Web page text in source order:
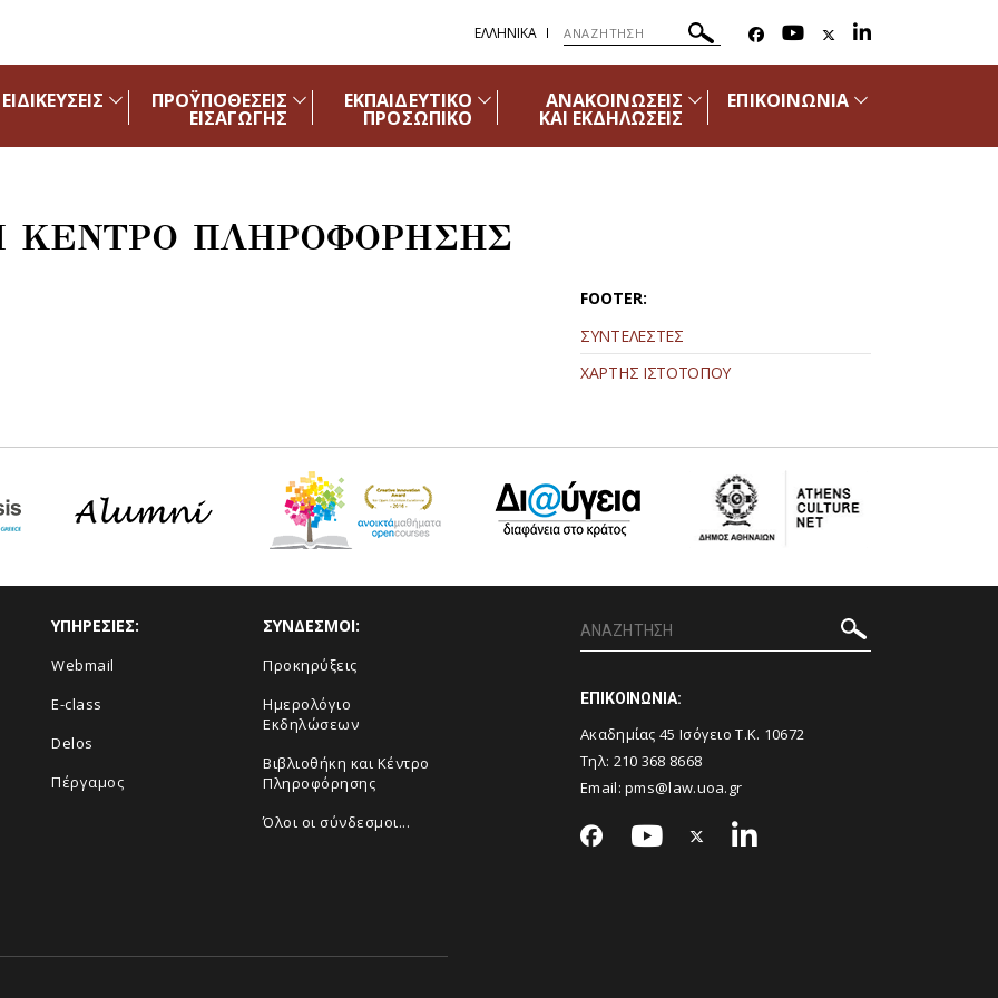
ΕΛΛΗΝΙΚΑ
ΕΙΔΙΚΕΥΣΕΙΣ ΠΡΟΫΠΟΘΕΣΕΙΣ
ΕΙΣΑΓΩΓΗΣ
ΕΚΠΑΙΔΕΥΤΙΚΟ
ΠΡΟΣΩΠΙΚΟ
ΑΝΑΚΟΙΝΩΣΕΙΣ
ΚΑΙ ΕΚΔΗΛΩΣΕΙΣ
ΕΠΙΚΟΙΝΩΝΙΑ
ΚΕΝΤΡΟ ΠΛΗΡΟΦΟΡΗΣΗΣ
FOOTER:
ΣΥΝΤΕΛΕΣΤΕΣ
ΧΑΡΤΗΣ ΙΣΤΟΤΟΠΟΥ
ΥΠΗΡΕΣΙΕΣ:
Webmail
E-class
Delos
Πέργαμος
ΣΥΝΔΕΣΜΟΙ:
Προκηρύξεις
Ημερολόγιο
Εκδηλώσεων
Βιβλιοθήκη και Κέντρο
Πληροφόρησης
Όλοι οι σύνδεσμοι...
ΕΠΙΚΟΙΝΩΝΙΑ:
Ακαδημίας 45 Ισόγειο T.K. 10672
Τηλ: 210 368 8668
Email:pms@law.uoa.gr